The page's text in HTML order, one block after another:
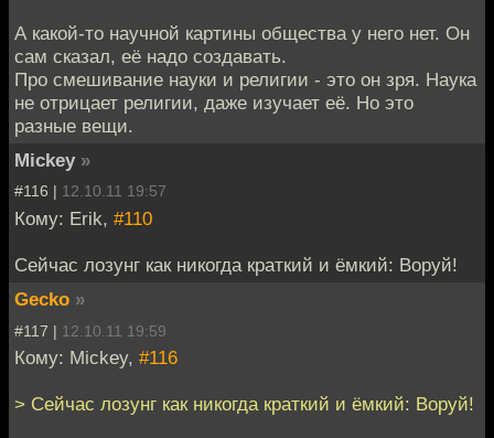
А какой-то научной картины общества у него нет. Он
сам сказал, её надо создавать.
Про смешивание науки и религии - это он зря. Наука
не отрицает религии, даже изучает её. Но это
разные вещи.
Mickey »
#116 | 12.10.11 19:57
Кому: Erik, #110
Сейчас лозунг как никогда краткий и ёмкий: Воруй!
Gecko »
#117 | 12.10.11 19:59
Кому: Mickey, #116
> Сейчас лозунг как никогда краткий и ёмкий: Воруй!